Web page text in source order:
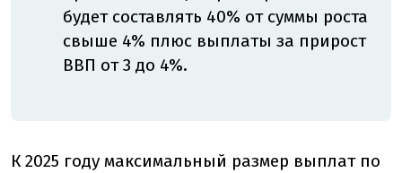
будет составлять 40% от суммы роста
свыше 4% плюс выплаты за прирост
ВВП от 3 до 4%.
К 2025 году максимальный размер выплат по